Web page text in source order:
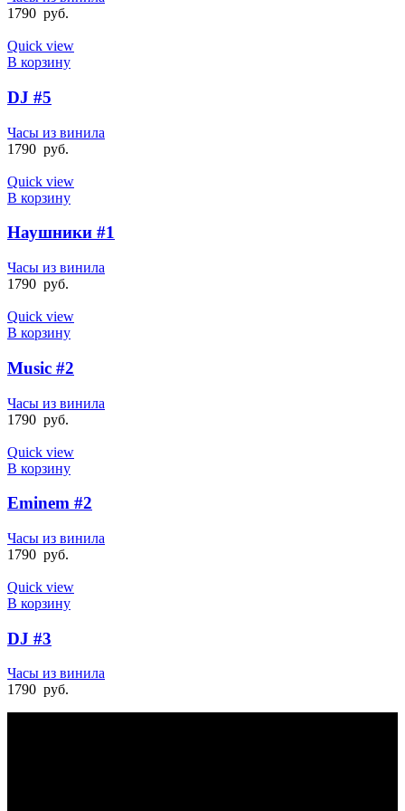
1790 руб.
Quick view
В корзину
DJ #5
Часы из винила
1790 руб.
Quick view
В корзину
Наушники #1
Часы из винила
1790 руб.
Quick view
В корзину
Music #2
Часы из винила
1790 руб.
Quick view
В корзину
Eminem #2
Часы из винила
1790 руб.
Quick view
В корзину
DJ #3
Часы из винила
1790 руб.